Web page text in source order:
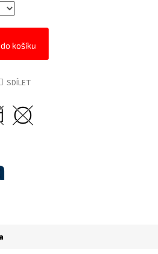
košíku
SDÍLET